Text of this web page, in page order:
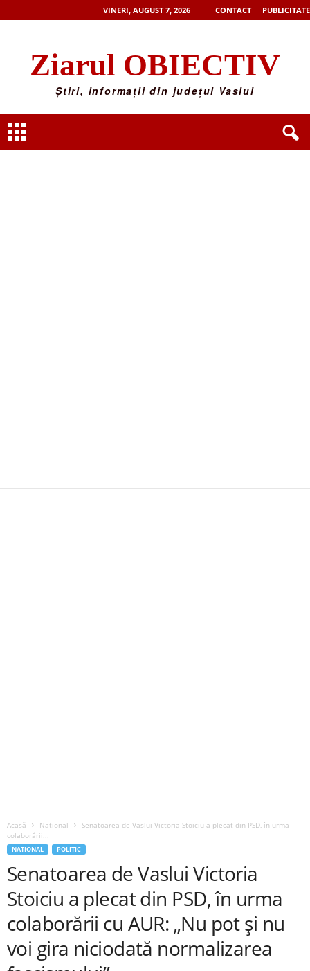
VINERI, AUGUST 7, 2026 CONTACT PUBLICITATE
Ziarul OBIECTIV
Știri, informații din județul Vaslui
Acasă National
Senatoarea de Vaslui Victoria Stoiciu a plecat din PSD, în urma
colaborării...
NATIONAL POLITIC
Senatoarea de Vaslui Victoria
Stoiciu a plecat din PSD, în urma
colaborării cu AUR: „Nu pot și nu
voi gira niciodată normalizarea